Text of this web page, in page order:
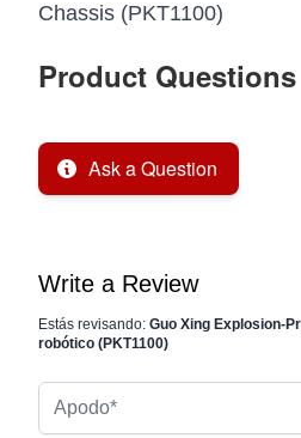
Chassis (PKT1100)
Product Questions
Ask a Question
Write a Review
Estás revisando: Guo Xing Explosion-
robótico (PKT1100)